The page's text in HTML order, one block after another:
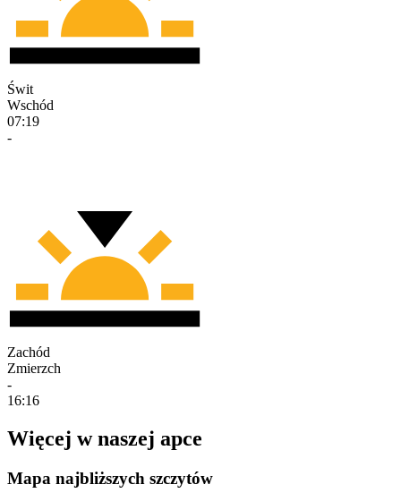
Świt
Wschód
07:19
-
Zachód
Zmierzch
-
16:16
Więcej w naszej apce
Mapa najbliższych szczytów